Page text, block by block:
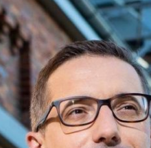
czas zacząć mówić o